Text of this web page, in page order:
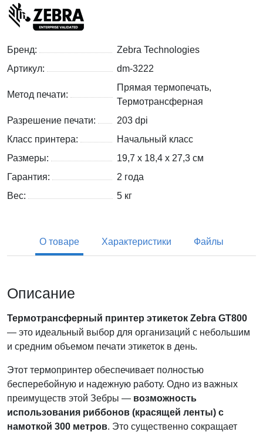
Бренд:
Zebra Technologies
Артикул:
dm-3222
Метод печати:
Прямая термопечать,
Термотрансферная
Разрешение печати:
203 dpi
Класс принтера:
Начальный класс
Размеры:
19,7 х 18,4 х 27,3 см
Гарантия:
2 года
Вес:
5 кг
О товаре Характеристики Файлы
Описание
Термотрансферный принтер этикеток Zebra GT800
— это идеальный выбор для организаций с небольшим
и средним объемом печати этикеток в день.
Этот термопринтер обеспечивает полностью
бесперебойную и надежную работу. Одно из важных
преимуществ этой Зебры — возможность
использования риббонов (красящей ленты) с
намоткой 300 метров. Это существенно сокращает